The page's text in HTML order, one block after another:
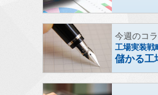
今週のコ
工場実装戦
儲かる工